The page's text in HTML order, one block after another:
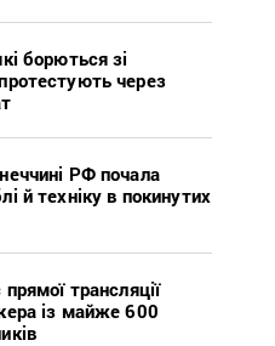
борються зі
через
РФ почала
й техніку в покинутих
трансляції
із майже 600